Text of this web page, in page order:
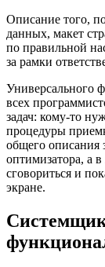
Описание того,
данных, макет
по правильной
за рамки
Универсального
всех
задач: кому-то
процедуры
общего описания
оптимизатора, а
сговориться и
экране.
Системщик